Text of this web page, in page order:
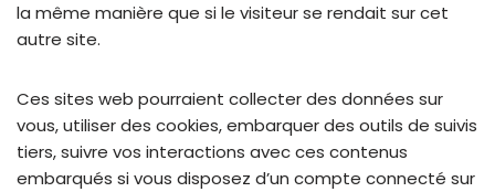
la même manière que si le visiteur se rendait sur cet
autre site.
Ces sites web pourraient collecter des données sur
vous, utiliser des cookies, embarquer des outils de suivis
tiers, suivre vos interactions avec ces contenus
embarqués si vous disposez d’un compte connecté sur